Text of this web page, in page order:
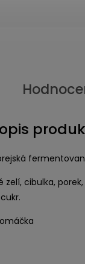
zelí, cibulka,